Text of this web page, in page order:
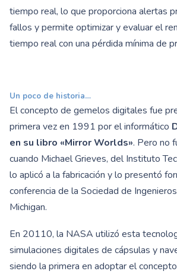
tiempo real, lo que proporciona alertas
fallos y permite optimizar y evaluar el
tiempo real con una pérdida mínima de
Un poco de historia…
El concepto de gemelos digitales fue
primera vez en 1991 por el informático
en su libro «Mirror Worlds». Pero no
cuando Michael Grieves, del Instituto
lo aplicó a la fabricación y lo presentó
conferencia de la Sociedad de
Michigan.
En 20110, la NASA utilizó esta
simulaciones digitales de cápsulas y
siendo la primera en adoptar el